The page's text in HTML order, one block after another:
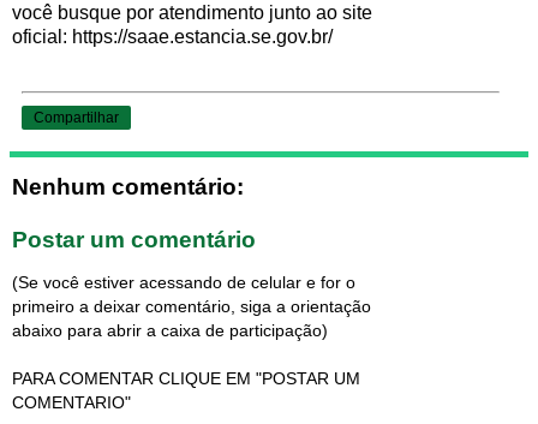
você busque por atendimento junto ao site
oficial: https://saae.estancia.se.gov.br/
Compartilhar
Nenhum comentário:
Postar um comentário
(Se você estiver acessando de celular e for o
primeiro a deixar comentário, siga a orientação
abaixo para abrir a caixa de participação)
PARA COMENTAR CLIQUE EM "POSTAR UM
COMENTARIO"